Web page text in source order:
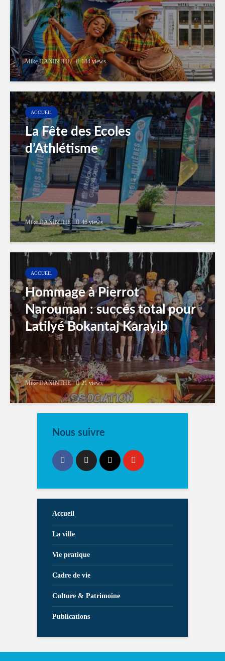
Mike DANINTHE 184 views
ACCUEIL
La Fête des Ecoles
d’Athlétisme
Mike DANINTHE 46 views
ACCUEIL
Hommage à Pierrot
Narouman : succés total pour
Latilyé Bokantaj Karayib
Mike DANINTHE 21 views
Nous suivre
Accueil
La ville
Vie pratique
Cadre de vie
Culture & Patrimoine
Publications